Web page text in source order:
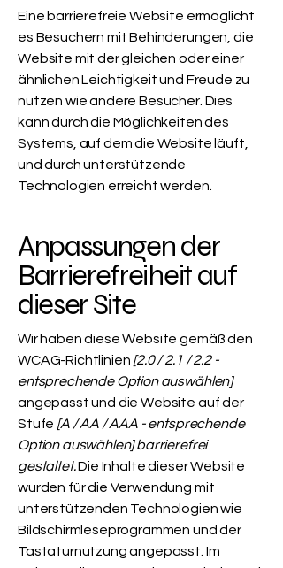
Eine barrierefreie Website ermöglicht
es Besuchern mit Behinderungen, die
Website mit der gleichen oder einer
ähnlichen Leichtigkeit und Freude zu
nutzen wie andere Besucher. Dies
kann durch die Möglichkeiten des
Systems, auf dem die Website läuft,
und durch unterstützende
Technologien erreicht werden.
Anpassungen der
Barrierefreiheit auf
dieser Site
Wir haben diese Website gemäß den
WCAG-Richtlinien [2.0 / 2.1 / 2.2 -
entsprechende Option auswählen]
angepasst und die Website auf der
Stufe [A / AA / AAA - entsprechende
Option auswählen] barrierefrei
gestaltet.Die Inhalte dieser Website
wurden für die Verwendung mit
unterstützenden Technologien wie
Bildschirmleseprogrammen und der
Tastaturnutzung angepasst. Im